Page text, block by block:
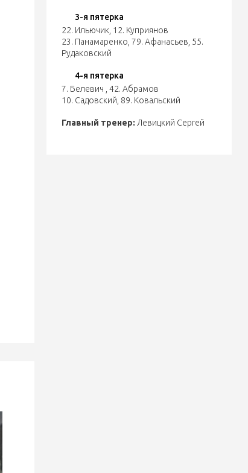
3-я пятерка
22. Ильючик 12. Куприянов
23. Панамаренко 79. Афанасьев 55.
Рудаковский
4-я пятерка
7. Белевич
42. Абрамов
10. Садовский 89. Ковальский
Главный тренер: Левицкий Сергей